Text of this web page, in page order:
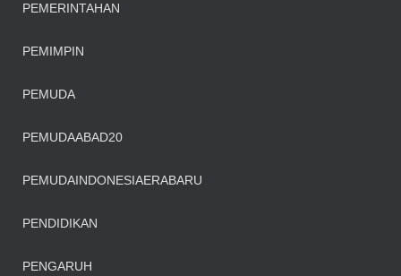
PEMERINTAHAN
PEMIMPIN
PEMUDA
PEMUDAABAD20
PEMUDAINDONESIAERABARU
PENDIDIKAN
PENGARUH